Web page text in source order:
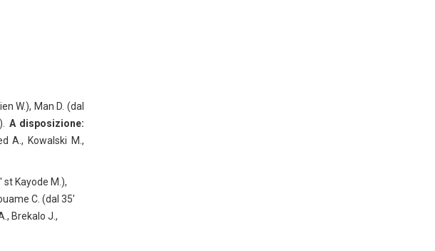
W.), Man D. (dal
A disposizione:
A., Kowalski M.,
st Kayode M.),
C. (dal 35′
Brekalo J.,